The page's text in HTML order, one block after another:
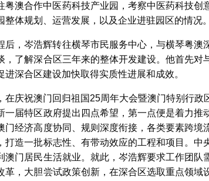
粤澳合作中医药科技产业园，考察中医药科技创
整体规划、运营发展，以及企业进驻园区的情况。
后，岑浩辉转往横琴市民服务中心，与横琴粤
，了解深合区三年来的整体开发建设。他首先
进深合区建设加快取得实质性进展和成效。
在庆祝澳门回归祖国25周年大会暨澳门特别行
一届特区政府提出四点希望，第一点便是着力
门经济高度协同、规则深度衔接，各类要素跨
打造一批标志性、有带动效应的工程和项目。
澳门居民生活就业。就此，岑浩辉要求工作团
革，大胆尝试政策创新，在深合区选取重点领域